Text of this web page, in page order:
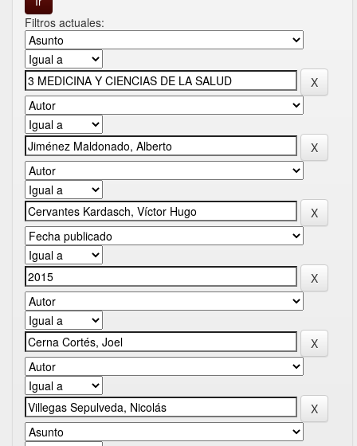
Filtros actuales: